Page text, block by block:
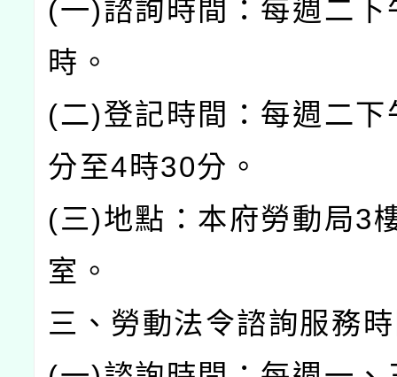
(一)諮詢時間：每週二下
時。
(二)登記時間：每週二下
分至4時30分。
(三)地點：本府勞動局3
室。
三、勞動法令諮詢服務